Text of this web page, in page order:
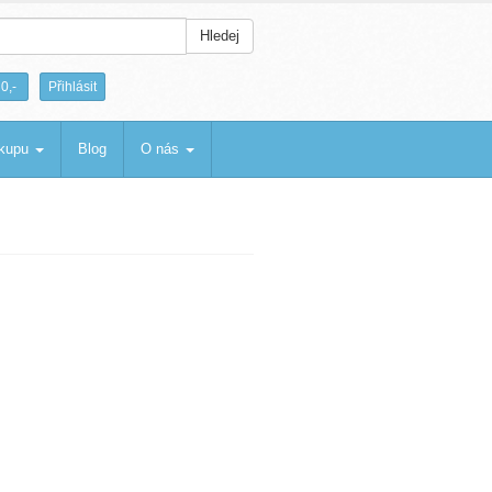
Hledej
0,- Přihlásit
Blog O nás